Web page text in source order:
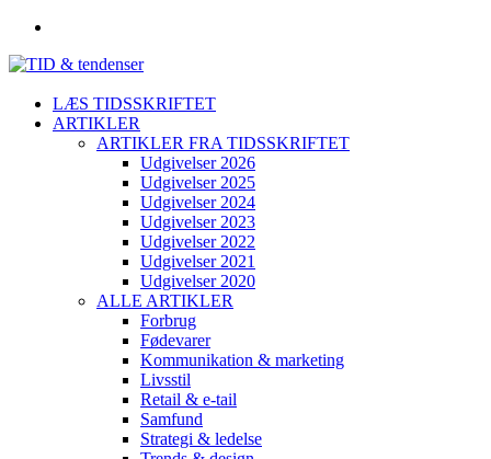
LÆS TIDSSKRIFTET
ARTIKLER
ARTIKLER FRA TIDSSKRIFTET
Udgivelser 2026
Udgivelser 2025
Udgivelser 2024
Udgivelser 2023
Udgivelser 2022
Udgivelser 2021
Udgivelser 2020
ALLE ARTIKLER
Forbrug
Fødevarer
Kommunikation & marketing
Livsstil
Retail & e-tail
Samfund
Strategi & ledelse